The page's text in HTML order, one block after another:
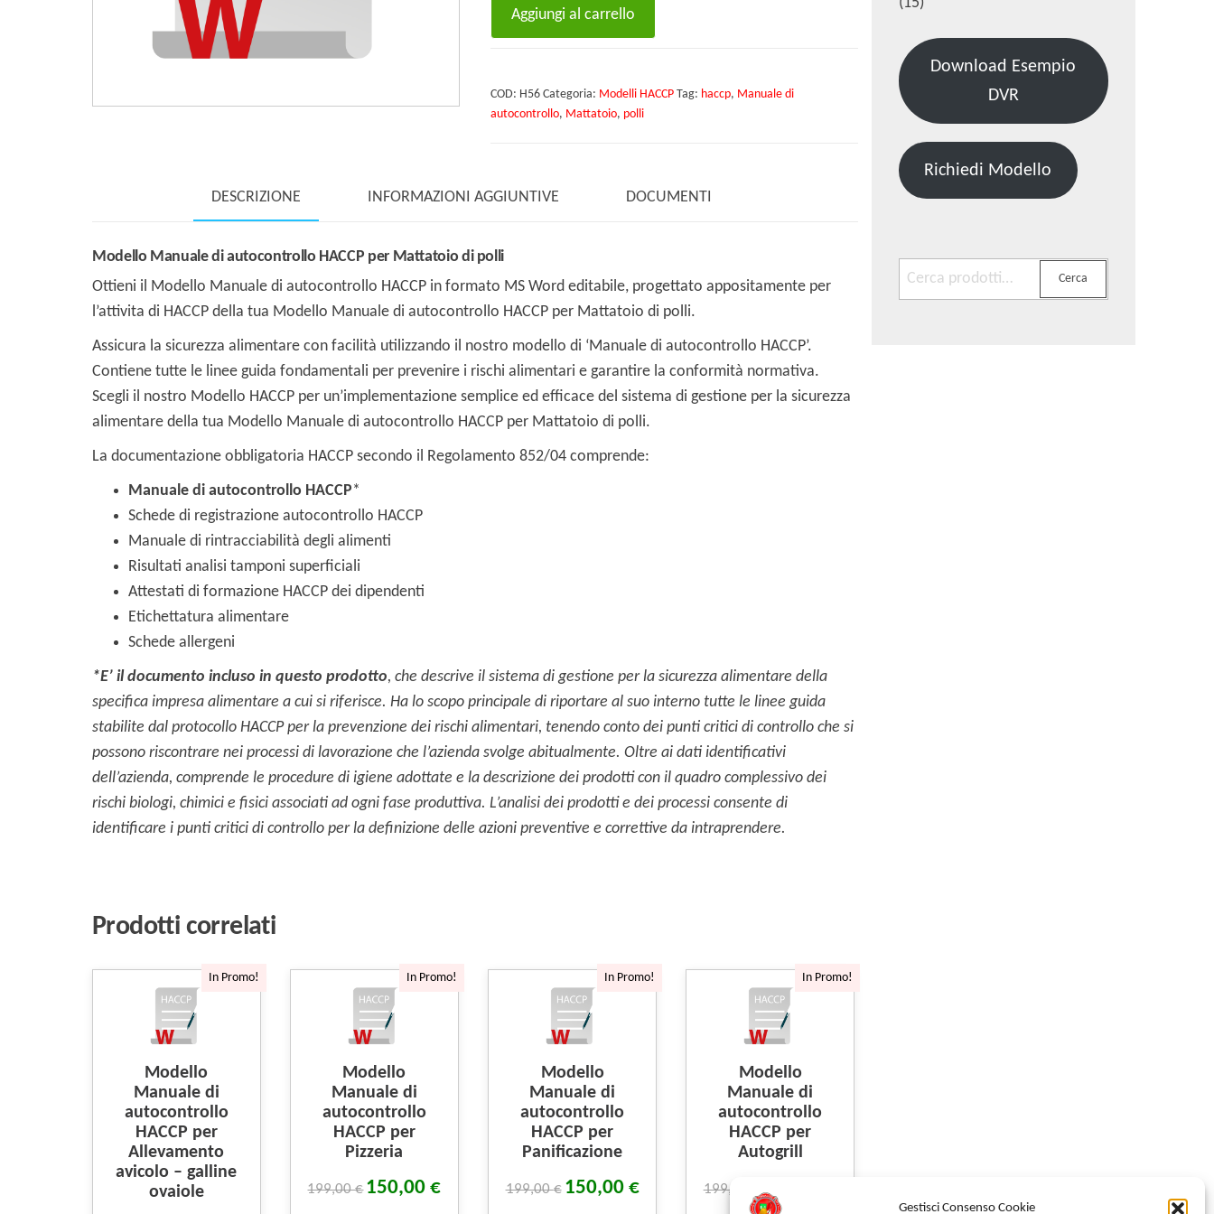
Gestisci Consenso Cookie
polli
Aggiungi al carrello
COD: H56 Categoria: Modelli HACCP Tag: haccp, Manuale di
autocontrollo, Mattatoio, polli
DESCRIZIONE INFORMAZIONI AGGIUNTIVE DOCUMENTI
Modello Manuale di autocontrollo HACCP per Mattatoio di polli
Ottieni il Modello Manuale di autocontrollo HACCP in formato MS Word editabile, progettato appositamente per
l’attivita di HACCP della tua Modello Manuale di autocontrollo HACCP per Mattatoio di polli.
Assicura la sicurezza alimentare con facilità utilizzando il nostro modello di ‘Manuale di autocontrollo HACCP’.
Contiene tutte le linee guida fondamentali per prevenire i rischi alimentari e garantire la conformità normativa.
Scegli il nostro Modello HACCP per un’implementazione semplice ed efficace del sistema di gestione per la sicurezza
alimentare della tua Modello Manuale di autocontrollo HACCP per Mattatoio di polli.
La documentazione obbligatoria HACCP secondo il Regolamento 852/04 comprende:
Manuale di autocontrollo HACCP*
Schede di registrazione autocontrollo HACCP
Manuale di rintracciabilità degli alimenti
Risultati analisi tamponi superficiali
Attestati di formazione HACCP dei dipendenti
Etichettatura alimentare
Schede allergeni
*E’ il documento incluso in questo prodotto, che descrive il sistema di gestione per la sicurezza alimentare della
specifica impresa alimentare a cui si riferisce. Ha lo scopo principale di riportare al suo interno tutte le linee guida
stabilite dal protocollo HACCP per la prevenzione dei rischi alimentari, tenendo conto dei punti critici di controllo che si
possono riscontrare nei processi di lavorazione che l’azienda svolge abitualmente. Oltre ai dati identificativi
dell’azienda, comprende le procedure di igiene adottate e la descrizione dei prodotti con il quadro complessivo dei
rischi biologi, chimici e fisici associati ad ogni fase produttiva. L’analisi dei prodotti e dei processi consente di
identificare i punti critici di controllo per la definizione delle azioni preventive e correttive da intraprendere.
Prodotti correlati
In Promo!
Modello
Manuale di
autocontrollo
HACCP per
Allevamento
avicolo – galline
ovaiole
In Promo!
Modello
Manuale di
autocontrollo
HACCP per
Pizzeria
199,00€ 150,00€
In Promo!
Modello
Manuale di
autocontrollo
HACCP per
Panificazione
199,00€ 150,00 €
In Promo!
Modello
Manuale di
autocontrollo
HACCP per
Autogrill
199,00 150,00
Download Esempio
DVR
Richiedi Modello
Cerca:
Cerca